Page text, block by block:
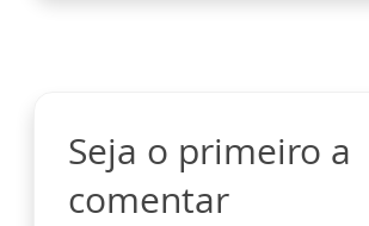
Seja o primeiro a
comentar